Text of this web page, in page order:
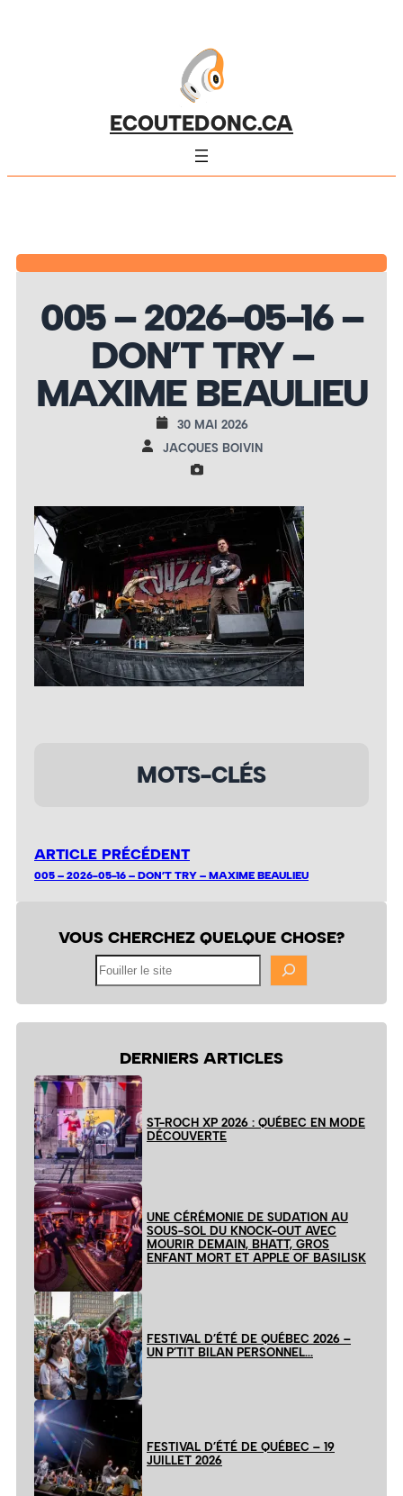
ECOUTEDONC.CA
005 – 2026-05-16 –
DON’T TRY –
MAXIME BEAULIEU
30 MAI 2026
JACQUES BOIVIN
MOTS-CLÉS
ARTICLE PRÉCÉDENT
005 – 2026-05-16 – DON’T TRY – MAXIME BEAULIEU
VOUS CHERCHEZ QUELQUE CHOSE?
DERNIERS ARTICLES
ST-ROCH XP 2026 : QUÉBEC EN MODE
DÉCOUVERTE
UNE CÉRÉMONIE DE SUDATION AU
SOUS-SOL DU KNOCK-OUT AVEC
MOURIR DEMAIN, BHATT, GROS
ENFANT MORT ET APPLE OF BASILISK
FESTIVAL D’ÉTÉ DE QUÉBEC 2026 –
UN P’TIT BILAN PERSONNEL…
FESTIVAL D’ÉTÉ DE QUÉBEC – 19
JUILLET 2026